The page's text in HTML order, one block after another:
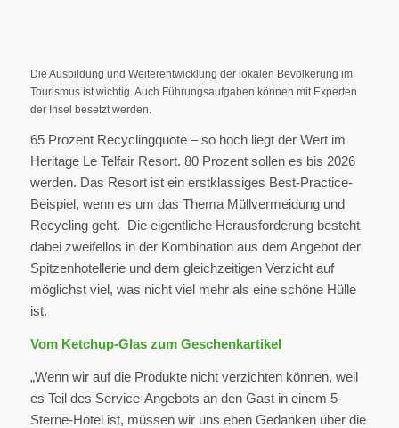
Die Ausbildung und Weiterentwicklung der lokalen Bevölkerung im
Tourismus ist wichtig. Auch Führungsaufgaben können mit Experten
der Insel besetzt werden.
65 Prozent Recyclingquote – so hoch liegt der Wert im
Heritage Le Telfair Resort. 80 Prozent sollen es bis 2026
werden. Das Resort ist ein erstklassiges Best-Practice-
Beispiel, wenn es um das Thema Müllvermeidung und
Recycling geht. Die eigentliche Herausforderung besteht
dabei zweifellos in der Kombination aus dem Angebot der
Spitzenhotellerie und dem gleichzeitigen Verzicht auf
möglichst viel, was nicht viel mehr als eine schöne Hülle
ist.
Vom Ketchup-Glas zum Geschenkartikel
„Wenn wir auf die Produkte nicht verzichten können, weil
es Teil des Service-Angebots an den Gast in einem 5-
Sterne-Hotel ist, müssen wir uns eben Gedanken über die